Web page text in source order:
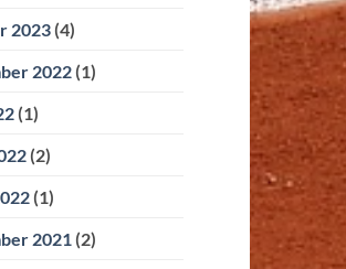
2023(4)
2022(1)
(1)
(2)
(1)
2021(2)